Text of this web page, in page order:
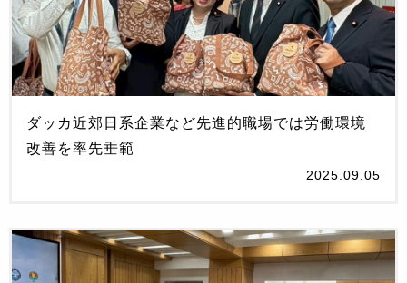
ダッカ近郊日系企業など先進的職場では労働環境
改善を率先垂範
2025.09.05